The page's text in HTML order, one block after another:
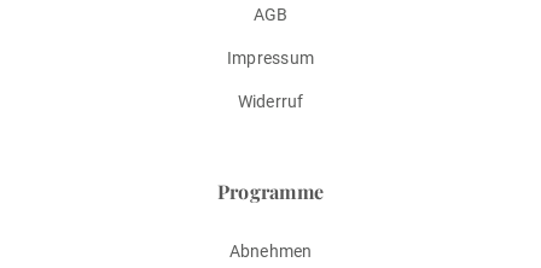
AGB
Impressum
Widerruf
Programme
Abnehmen